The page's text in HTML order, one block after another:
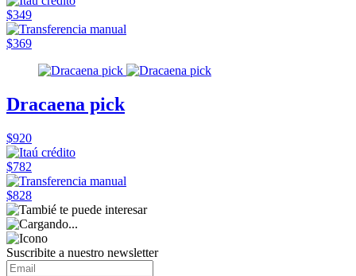
$349
$369
Dracaena pick
$920
$782
$828
Suscribite a nuestro newsletter